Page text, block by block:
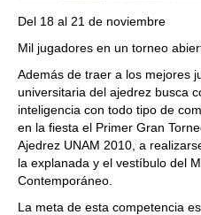
Del 18 al 21 de noviembre
Mil jugadores en un torneo
Además de traer a los mejores
universitaria del ajedrez busca
inteligencia con todo tipo de
en la fiesta el Primer Gran
Ajedrez UNAM 2010, a
la explanada y el vestíbulo del
Contemporáneo.
La meta de esta competencia